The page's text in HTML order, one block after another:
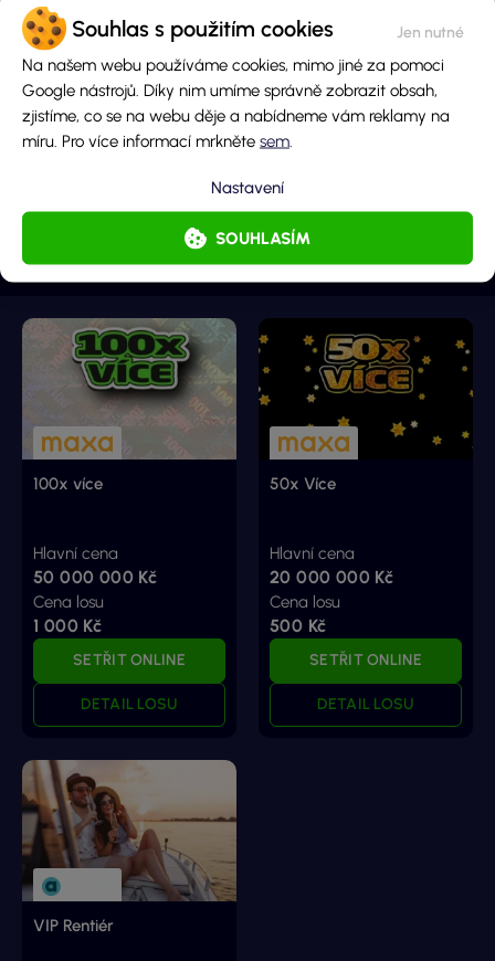
Souhlas s použitím cookies
Na našem webu používáme cookies, mimo jiné za pomoci
Google nástrojů. Díky nim umíme správně zobrazit obsah,
zjistíme, co se na webu děje a nabídneme vám reklamy na
míru. Pro více informací mrkněte sem
SOUHLASÍM
Nastavení
Hlavní cena
5 000 000 Kč
Cena losu
100 Kč
DETAIL LOSU
Podobné doporučené losy
100x více
Hlavní cena
50 000 000 Kč
Cena losu
1 000 Kč
SETŘIT ONLINE
DETAIL LOSU
50x Více
Hlavní cena
20 000 000 Kč
Cena losu
500 Kč
SETŘIT ONLINE
DETAIL LOSU
VIP Rentiér